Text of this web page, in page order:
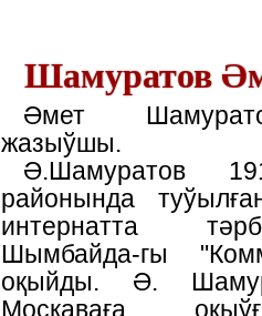
Шамуратов
Әмет Шамуратов—шайыр ҳәм
жазыўшы.
Ә.Шамуратов 1912-жылы Хожели
районында
интернатта
Шымбайда-гы
оқыйды. Ә.
Москаваға